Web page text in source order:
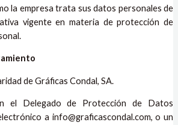
la empresa trata sus datos personales de
vigente en materia de protección de
de Gráficas Condal, SA.
el Delegado de Protección de Datos
a info@graficascondal.com, o un